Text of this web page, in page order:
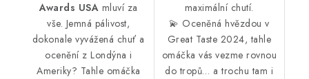
Awards USA mluví za
vše. Jemná pálivost,
dokonale vyvážená chuť a
ocenění z Londýna i
Ameriky? Tahle omáčka
maximální chutí.
💫 Oceněná hvězdou v
Great Taste 2024, tahle
omáčka vás vezme rovnou
do tropů… a trochu tam i